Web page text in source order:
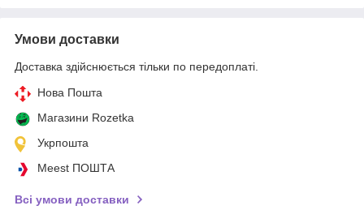
Умови доставки
Доставка здійснюється тільки по передоплаті.
Нова Пошта
Магазини Rozetka
Укрпошта
Meest ПОШТА
Всі умови доставки